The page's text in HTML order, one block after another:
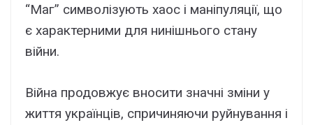
“Маг” символізують хаос і маніпуляції, що
є характерними для нинішнього стану
війни.
Війна продовжує вносити значні зміни у
життя українців, спричиняючи руйнування і